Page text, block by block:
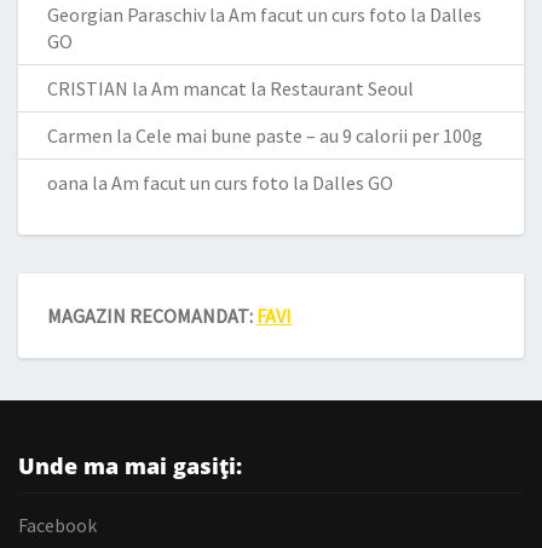
Georgian Paraschiv la Am facut un curs foto la Dalles
GO
CRISTIAN la Am mancat la Restaurant Seoul
Carmen la Cele mai bune paste – au 9 calorii per 100g
oana la Am facut un curs foto la Dalles GO
MAGAZIN RECOMANDAT: FAVI
Unde ma mai gasiți:
Facebook